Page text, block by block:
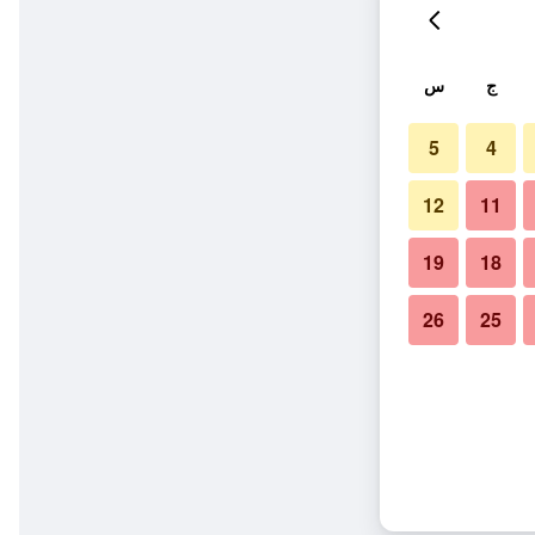
ج س
4
5
11
12
18
19
25
26